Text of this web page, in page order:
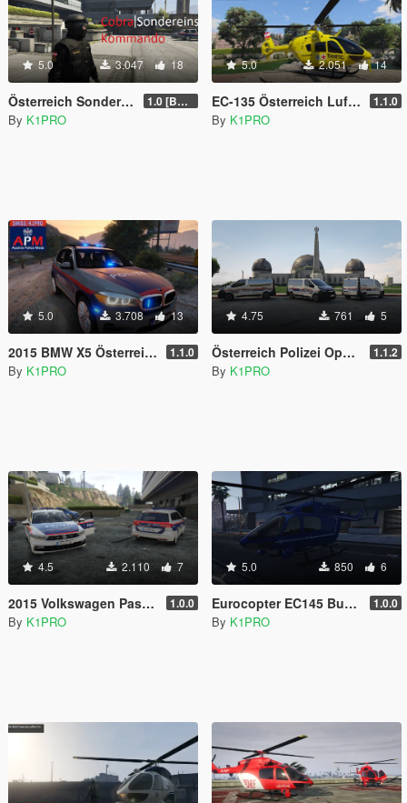
5.0 3.047 18
Österreich Sondereinsatz Kommando | Cobra 1.0 [BETA]
By K1PRO
5.0 2.051 14
EC-135 Österreich Luftrettung 1.1.0
By K1PRO
5.0 3.708 13
2015 BMW X5 Österreich Polizei 1.1.0
By K1PRO
4.75 761 5
Österreich Polizei Opel Vivaro 1.1.2
By K1PRO
4.5 2.110 7
2015 Volkswagen Passat Österreich Polizei 1.0.0
By K1PRO
5.0 850 6
Eurocopter EC145 Bundespolizei 1.0.0
By K1PRO